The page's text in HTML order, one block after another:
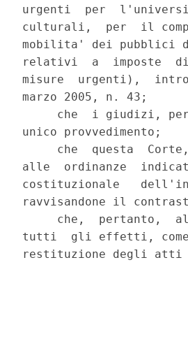
urgenti  per
culturali,  per  il
mobilita' dei pubblici
relativi  a  imposte  di
misure  urgenti),
marzo 2005, n. 43;
che  i giudizi,
unico provvedimento;
che  questa
alle  ordinanze
costituzionale
ravvisandone il
che,  pertanto,
tutti  gli effetti, come